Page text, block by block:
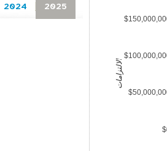
الالتزامات
2024 2025